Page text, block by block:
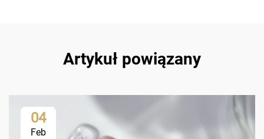
Artykuł powiązany
04
Feb